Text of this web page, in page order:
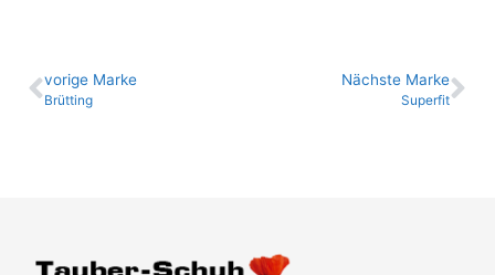
vo­ri­ge Marke
Brütting
Nächste Marke
Superfit